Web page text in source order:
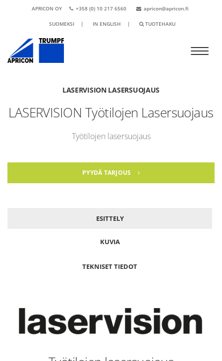
APRICON OY +358 (0) 10 217 6560 apricon@apricon.fi
SUOMEKSI | IN ENGLISH | TUOTEHAKU
LASERVISION LASERSUOJAUS
LASERVISION Työtilojen Lasersuojaus
Työtilojen lasersuojaus
PYYDÄ TARJOUS
ESITTELY
KUVIA
TEKNISET TIEDOT